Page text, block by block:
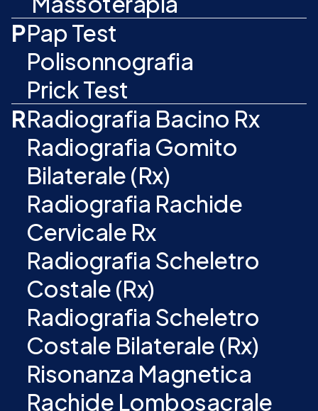
PPap Test
Polisonnografia
Prick Test
RRadiografia Bacino Rx
Radiografia Gomito
Bilaterale (Rx)
Radiografia Rachide
Cervicale Rx
Radiografia Scheletro
Costale (Rx)
Radiografia Scheletro
Costale Bilaterale (Rx)
Risonanza Magnetica
Rachide Lombosacrale